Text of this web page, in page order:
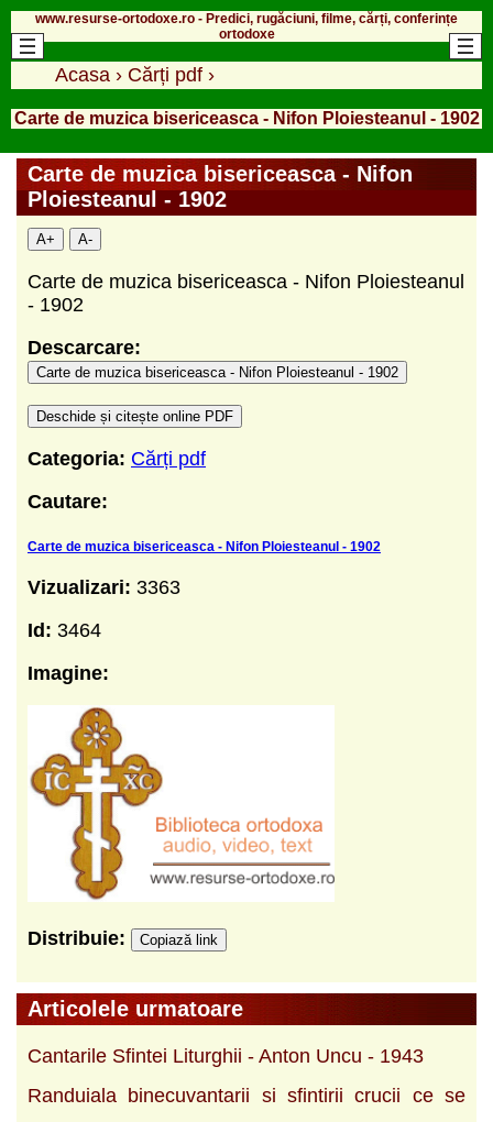
www.resurse-ortodoxe.ro - Predici, rugăciuni, filme, cărți, conferințe
ortodoxe
Acasa › Cărți pdf ›
Carte de muzica bisericeasca - Nifon Ploiesteanul - 1902
Carte de muzica bisericeasca - Nifon
Ploiesteanul - 1902
A+ A-
Carte de muzica bisericeasca - Nifon Ploiesteanul
- 1902
Descarcare:
Carte de muzica bisericeasca - Nifon Ploiesteanul - 1902
Deschide și citește online PDF
Categoria: Cărți pdf
Cautare:
Carte de muzica bisericeasca - Nifon Ploiesteanul - 1902
Vizualizari: 3363
Id: 3464
Imagine:
Distribuie: Copiază link
Articolele urmatoare
Cantarile Sfintei Liturghii - Anton Uncu - 1943
Randuiala binecuvantarii si sfintirii crucii ce se